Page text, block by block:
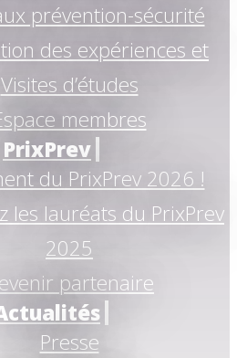
prévention-sécurité
des expériences et
Visites d’études
membres
PrixPrev
du PrixPrev 2026 !
les lauréats du PrixPrev
2025
partenaire
Presse